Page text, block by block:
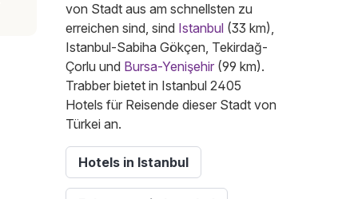
von Stadt aus am schnellsten zu
erreichen sind, sind Istanbul (33 km),
Istanbul-Sabiha Gökçen, Tekirdağ-
Çorlu und Bursa-Yenişehir (99 km).
Trabber bietet in Istanbul 2405
Hotels für Reisende dieser Stadt von
Türkei an.
Hotels in Istanbul